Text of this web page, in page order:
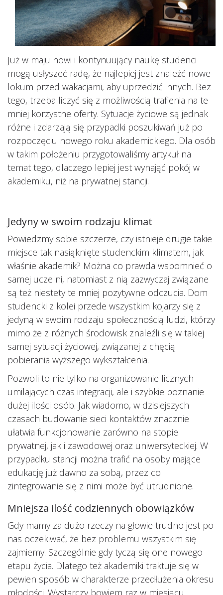
Już w maju nowi i kontynuujący naukę studenci
mogą usłyszeć radę, że najlepiej jest znaleźć nowe
lokum przed wakacjami, aby uprzedzić innych. Bez
tego, trzeba liczyć się z możliwością trafienia na te
mniej korzystne oferty. Sytuacje życiowe są jednak
różne i zdarzają się przypadki poszukiwań już po
rozpoczęciu nowego roku akademickiego. Dla osób
w takim położeniu przygotowaliśmy artykuł na
temat tego, dlaczego lepiej jest wynająć pokój w
akademiku, niż na prywatnej stancji.
Jedyny w swoim rodzaju klimat
Powiedzmy sobie szczerze, czy istnieje drugie takie
miejsce tak nasiąknięte studenckim klimatem, jak
właśnie akademik? Można co prawda wspomnieć o
samej uczelni, natomiast z nią zazwyczaj związane
są też niestety te mniej pozytywne odczucia. Dom
studencki z kolei przede wszystkim kojarzy się z
jedyną w swoim rodzaju społecznością ludzi, którzy
mimo że z różnych środowisk znaleźli się w takiej
samej sytuacji życiowej, związanej z chęcią
pobierania wyższego wykształcenia.
Pozwoli to nie tylko na organizowanie licznych
umilających czas integracji, ale i szybkie poznanie
dużej ilości osób. Jak wiadomo, w dzisiejszych
czasach budowanie sieci kontaktów znacznie
ułatwia funkcjonowanie zarówno na stopie
prywatnej, jak i zawodowej oraz uniwersyteckiej. W
przypadku stancji można trafić na osoby mające
edukację już dawno za sobą, przez co
zintegrowanie się z nimi może być utrudnione.
Mniejsza ilość codziennych obowiązków
Gdy mamy za dużo rzeczy na głowie trudno jest po
nas oczekiwać, że bez problemu wszystkim się
zajmiemy. Szczególnie gdy tyczą się one nowego
etapu życia. Dlatego też akademiki traktuje się w
pewien sposób w charakterze przedłużenia okresu
młodości. Wystarczy bowiem raz w miesiącu